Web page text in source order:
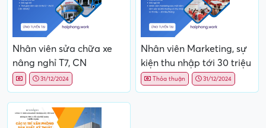
Nhân viên sửa chữa xe
nâng nghỉ T7, CN
31/12/2024
Nhân viên Marketing, sự
kiện thu nhập tới 30 triệu
Thỏa thuận 31/12/2024